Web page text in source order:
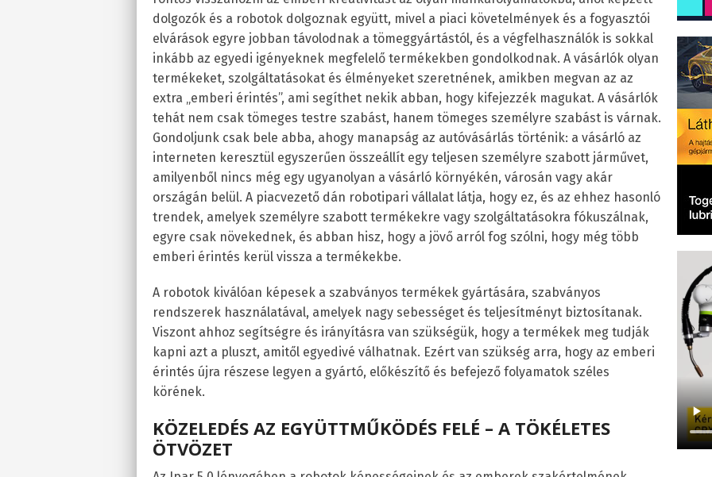
dolgozók és a robotok dolgoznak együtt, mivel a piaci követelmények és a fogyasztói
elvárások egyre jobban távolodnak a tömeggyártástól, és a végfelhasználók is sokkal
inkább az egyedi igényeknek megfelelő termékekben gondolkodnak. A vásárlók olyan
termékeket, szolgáltatásokat és élményeket szeretnének, amikben megvan az az
extra „emberi érintés”, ami segíthet nekik abban, hogy kifejezzék magukat. A vásárlók
tehát nem csak tömeges testre szabást, hanem tömeges személyre szabást is várnak.
Gondoljunk csak bele abba, ahogy manapság az autóvásárlás történik: a vásárló az
interneten keresztül egyszerűen összeállít egy teljesen személyre szabott járművet,
amilyenből nincs még egy ugyanolyan a vásárló környékén, városán vagy akár
országán belül. A piacvezető dán robotipari vállalat látja, hogy ez, és az ehhez hasonló
trendek, amelyek személyre szabott termékekre vagy szolgáltatásokra fókuszálnak,
egyre csak növekednek, és abban hisz, hogy a jövő arról fog szólni, hogy még több
emberi érintés kerül vissza a termékekbe.
A robotok kiválóan képesek a szabványos termékek gyártására, szabványos
rendszerek használatával, amelyek nagy sebességet és teljesítményt biztosítanak.
Viszont ahhoz segítségre és irányításra van szükségük, hogy a termékek meg tudják
kapni azt a pluszt, amitől egyedivé válhatnak. Ezért van szükség arra, hogy az emberi
érintés újra részese legyen a gyártó, előkészítő és befejező folyamatok széles
körének.
KÖZELEDÉS AZ EGYÜTTMŰKÖDÉS FELÉ – A TÖKÉLETES
ÖTVÖZET